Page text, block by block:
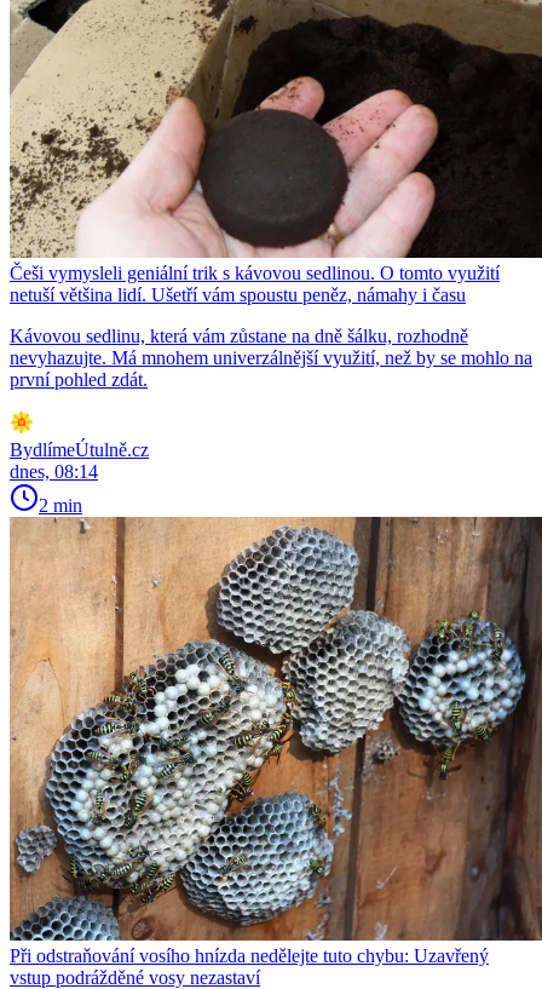
Češi vymysleli geniální trik s kávovou sedlinou. O tomto využití
netuší většina lidí. Ušetří vám spoustu peněz, námahy i času
Kávovou sedlinu, která vám zůstane na dně šálku, rozhodně
nevyhazujte. Má mnohem univerzálnější využití, než by se mohlo na
první pohled zdát.
BydlímeÚtulně.cz
dnes, 08:14
2 min
Při odstraňování vosího hnízda nedělejte tuto chybu: Uzavřený
vstup podrážděné vosy nezastaví